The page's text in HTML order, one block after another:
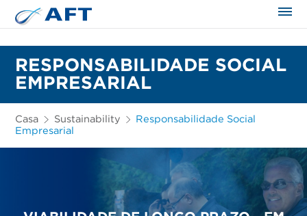
RESPONSABILIDADE SOCIAL
EMPRESARIAL
Casa Sustainability
Responsabilidade Social
Empresarial